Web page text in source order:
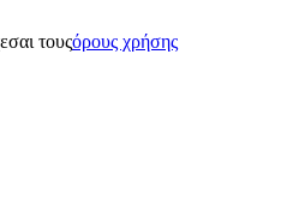
τουςόρους χρήσης